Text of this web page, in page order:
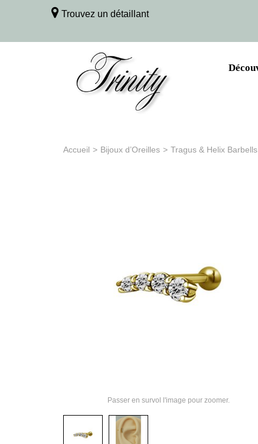
Trouvez un détaillant
Accueil > Bijoux d’Oreilles > Tragus & Helix Barbells
Passer en survol l'image pour zoomer.